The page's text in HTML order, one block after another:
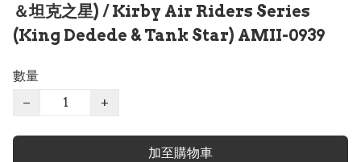
＆坦克之星) / Kirby Air Riders Series
(King Dedede & Tank Star) AMII-0939
數量
−
+
加至購物車